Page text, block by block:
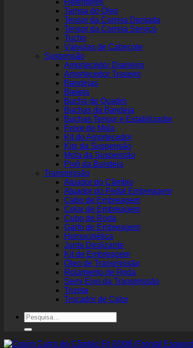
Retentores
Tampa do Óleo
Tensor da Correia Dentada
Tensor da Correia Serviço
Tucho
Válvulas de Cabeçote
Suspensão
Amortecedor Dianteiro
Amortecedor Traseiro
Bandejas
Bieleta
Bucha do Quadro
Buchas da Bandeja
Buchas Tensor e Estabilizador
Feixe de Mola
Kit do Amortecedor
Kits da Suspensão
Mola da Suspensão
Pivô da Bandeja
Transmissão
Atuador do Câmbio
Atuador do Pedal Embreagem
Cabo de Embreagem
Colar de Embreagem
Cubo de Roda
Garfo de Embreagem
Homocinética
Junta Deslizante
Kit de Embreagem
Óleo de Transmissão
Rolamento de Roda
Semi Eixo da Transmissão
Trizeta
Trocador de Calor
Pesquisar
por: